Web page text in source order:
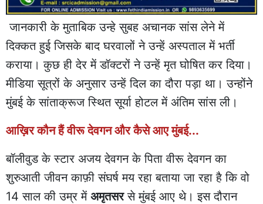
जानकारी के मुताबिक उन्हे सुबह अचानक सांस लेने में
दिक्कत हुई जिसके बाद घरवालों ने उन्हें अस्पताल में भर्ती
कराया। कुछ ही देर में डॉक्टरों ने उन्हें मृत घोषित कर दिया।
मीडिया सूत्रों के अनुसार उन्हें दिल का दौरा पड़ा था। उन्होंने
मुंबई के सांताक्रूज स्थित सूर्या होटल में अंतिम सांस ली।
आख़िर कौन हैं वीरू देवगन और कैसे आए मुंबई...
बॉलीवुड के स्टार अजय देवगन के पिता वीरू देवगन का
शुरुआती जीवन काफ़ी संघर्ष मय रहा बताया जा रहा है कि वो
14 साल की उम्र में अमृतसरसे मुंबई आए थे। इस दौरान